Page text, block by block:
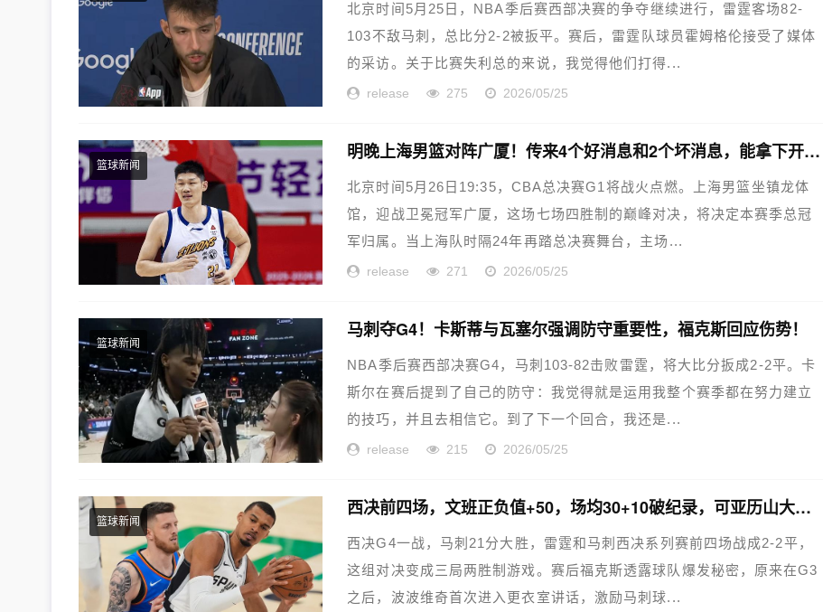
北京时间5月25日，NBA季后赛西部决赛的争夺继续进行，雷霆客场82-
103不敌马刺，总比分2-2被扳平。赛后，雷霆队球员霍姆格伦接受了媒体
的采访。关于比赛失利总的来说，我觉得他们打得...
release 275 2026/05/25
篮球新闻
明晚上海男篮对阵广厦！传来4个好消息和2个坏消息，能拿下开门红
北京时间5月26日19:35，CBA总决赛G1将战火点燃。上海男篮坐镇龙体
馆，迎战卫冕冠军广厦，这场七场四胜制的巅峰对决，将决定本赛季总冠
军归属。当上海队时隔24年再踏总决赛舞台，主场...
release 271 2026/05/25
篮球新闻
马刺夺G4！卡斯蒂与瓦塞尔强调防守重要性，福克斯回应伤势！
NBA季后赛西部决赛G4，马刺103-82击败雷霆，将大比分扳成2-2平。卡
斯尔在赛后提到了自己的防守：我觉得就是运用我整个赛季都在努力建立
的技巧，并且去相信它。到了下一个回合，我还是...
release 215 2026/05/25
篮球新闻
西决前四场，文班正负值+50，场均30+10破纪录，可亚历山大呢？
西决G4一战，马刺21分大胜，雷霆和马刺西决系列赛前四场战成2-2平，
这组对决变成三局两胜制游戏。赛后福克斯透露球队爆发秘密，原来在G3
之后，波波维奇首次进入更衣室讲话，激励马刺球...